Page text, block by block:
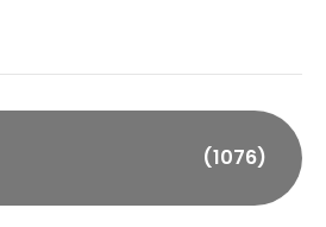
(1076)